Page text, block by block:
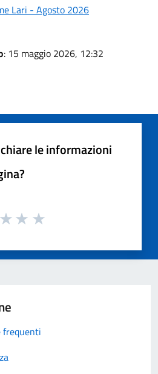
Lari - Agosto 2026
: 15 maggio 2026, 12:32
le informazioni
frequenti